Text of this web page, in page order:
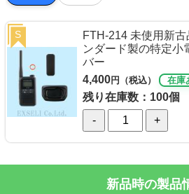
FTH-214 未使用新
ンダード製の特定小
バー
4,400円（税込） 在庫
残り在庫数：100個
-
+
S
新品時の製品